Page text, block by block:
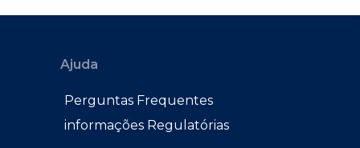
Ajuda
Perguntas Frequentes
informações Regulatórias